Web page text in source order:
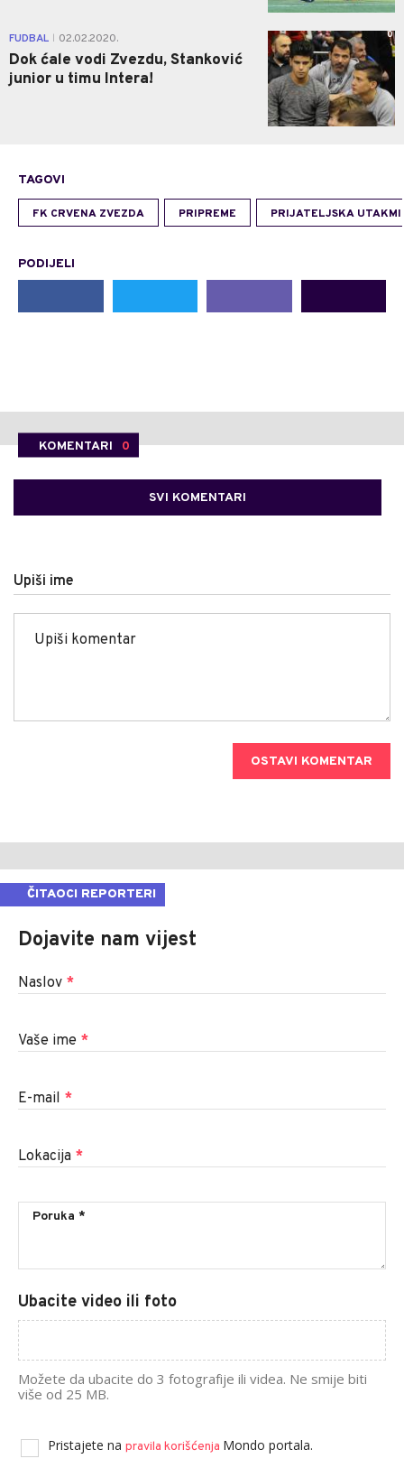
FUDBAL 02.02.2020.
Dok ćale vodi Zvezdu, Stanković
junior u timu Intera!
0
TAGOVI
FK CRVENA ZVEZDA PRIPREME PRIJATELJSKA
PODIJELI
KOMENTARI 0
SVI KOMENTARI
Upiši ime
OSTAVI KOMENTAR
ČITAOCI REPORTERI
Dojavite nam vijest
Naslov *
Vaše ime *
E-mail *
Lokacija *
Ubacite video ili foto
Možete da ubacite do 3 fotografije ili videa. Ne smije biti
više od 25 MB.
Pristajete na pravila korišćenja Mondo portala.